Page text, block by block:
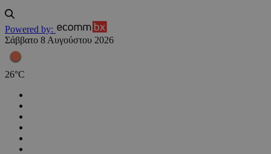
Powered by:
Σάββατο 8 Αυγούστου 2026
26°C